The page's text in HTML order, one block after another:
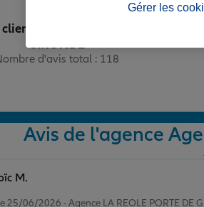
chez Agence LA REOLE PORTE
GIRONDE
d'avis total : 118
Avis de l'agence
25/06/2026 - Agence LA REOLE PORTE DE
M.
Gérer les